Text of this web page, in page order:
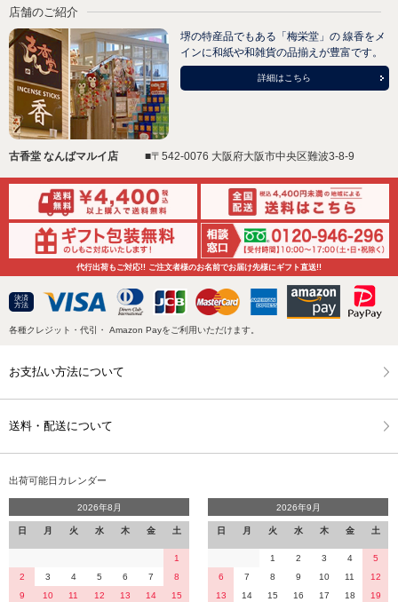
店舗のご紹介
堺の特産品でもある「梅栄堂」の 線香をメ
インに和紙や和雑貨の品揃えが豊富です。
詳細はこちら
古香堂 なんばマルイ店 ■〒542-0076 大阪府大阪市中央区難波3-8-9
代行出荷もご対応!! ご注文者様のお名前でお届け先様にギフト直送!!
決済
方法
各種クレジット・代引・ Amazon Payをご利用いただけます。
お支払い方法について
送料・配送について
出荷可能日カレンダー
2026年8月
日 月 火 水 木 金 土
1
2
3 4 5 6 7
8
9
10 11 12 13 14 15
2026年9月
日 月 火 水 木 金 土
1 2 3 4
5
6
7 8 9 10 11
12
13
14 15 16 17 18 19